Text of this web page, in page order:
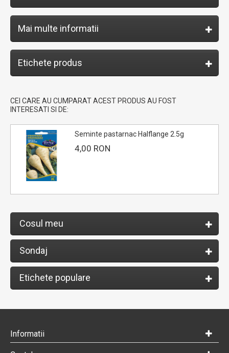
Mai multe informatii
Etichete produs
CEI CARE AU CUMPARAT ACEST PRODUS AU FOST
INTERESATI SI DE:
Seminte pastarnac Halflange 2.5g
4,00 RON
Cosul meu
Sondaj
Etichete populare
Informatii